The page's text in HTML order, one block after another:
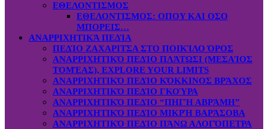
ΕΘΕΛΟΝΤΙΣΜΟΣ
ΕΘΕΛΟΝΤΙΣΜΟΣ: OΠOY KAI ΟΣΟ
ΜΠΟΡΕΙΣ…
ΑΝΑΡΡΙΧΗΤΙΚΆ ΠΕΔΊΑ
ΠΕΔΊΟ ΖΑΧΑΡΙΤΣΑ ΣΤΟ ΠΟΙΚΊΛΟ ΌΡΟΣ
ΑΝΑΡΡΙΧΗΤΙΚΌ ΠΕΔΊΟ ΠΛΆΤΩΣΙ (ΜΕΣΑΊΟΣ
ΤΟΜΈΑΣ), EXPLORE YOUR LIMITS
ΑΝΑΡΡΙΧΗΤΙΚΌ ΠΕΔΊΟ ΚΌΚΚΙΝΟΣ ΒΡΆΧΟΣ
ΑΝΑΡΡΙΧΗΤΙΚΌ ΠΕΔΊΟ ΓΚΟΎΡΑ
ΑΝΑΡΡΙΧΗΤΙΚΌ ΠΕΔΊΟ “ΠΗΓΉ ΑΒΡΆΜΗ”
ΑΝΑΡΡΙΧΗΤΙΚΌ ΠΕΔΊΟ ΜΙΚΡΉ ΒΑΡΆΣΟΒΑ
ΑΝΑΡΡΙΧΗΤΙΚΌ ΠΕΔΊΟ ΠΆΝΩ ΑΛΟΓΌΠΕΤΡΑ